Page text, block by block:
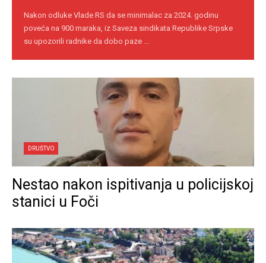
Nakon odluke Vlade RS da se minimalac za 2024. godinu
poveća na 900 maraka, iz Saveza sindikata Republike Srpske
su upozorili radnike da dobo paze ...
DRUŠTVO
Nestao nakon ispitivanja u policijskoj
stanici u Foči